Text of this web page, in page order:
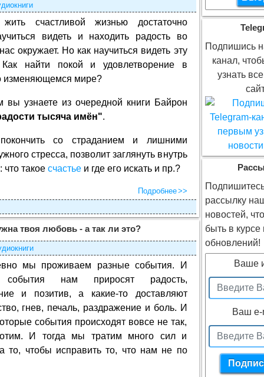
счастливой жизнью достаточно
видеть и находить радость во
окружает. Но как научиться видеть эту
Как найти покой и удовлетворение в
изменяющемся мире?
вы узнаете из очередной книги Байрон
тысяча имён".
со страданием и лишними
стресса, позволит заглянуть внутрь
такое счастьеи где его искать и пр.?
Подробнее
твоя любовь - а так ли это?
мы проживаем разные события. И
события нам приросят радость,
и позитив, а какие-то доставляют
гнев, печаль, раздражение и боль. И
события происходят вовсе не так,
И тогда мы тратим много сил и
то, чтобы исправить то, что нам не по
Подпишись
канал,
узнать
рассылку
новостей,
быть в курсе
обновлений!
Ваше
Ваш e-